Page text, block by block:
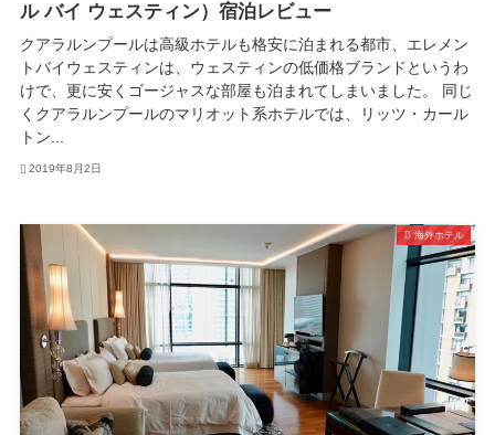
ル バイ ウェスティン）宿泊レビュー
クアラルンプールは高級ホテルも格安に泊まれる都市、エレメン
トバイウェスティンは、ウェスティンの低価格ブランドというわ
けで、更に安くゴージャスな部屋も泊まれてしまいました。 同じ
くクアラルンプールのマリオット系ホテルでは、リッツ・カール
トン...
2019年8月2日
海外ホテル